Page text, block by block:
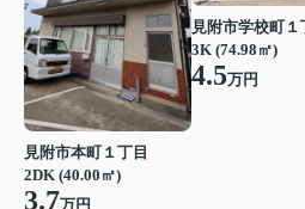
見附市本町１丁目
2DK (40.00㎡)
3.7万円
見附市学校町１
3K (74.98㎡)
4.5万円